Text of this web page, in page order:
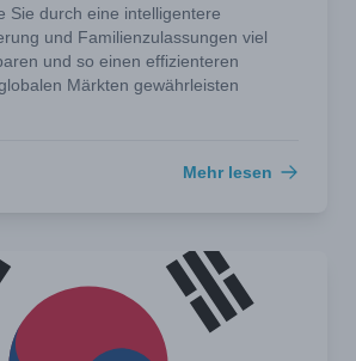
Sie durch eine intelligentere
und Familienzulassungen viel
und so einen effizienteren
Märkten gewährleisten
Mehr lesen